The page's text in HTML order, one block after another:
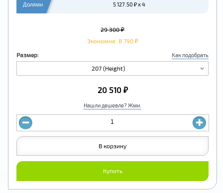
Долями 5 127.50 ₽ x 4
Размер: Как подобрать
207 (Height)
29 300 ₽
Экономия: 8 790 ₽
Нашли дешевле? Жми.
20 510 ₽
Купить
В корзину